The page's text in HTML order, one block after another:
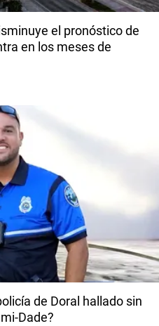
el pronóstico de
en los meses de
de Doral hallado sin
Dade?